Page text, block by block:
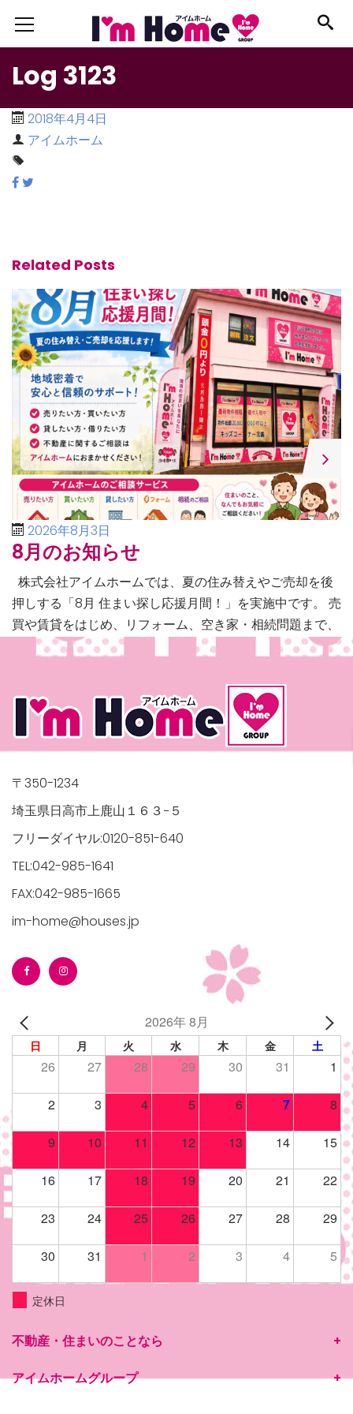
Log 3123
2018年4月4日
アイムホーム
Related Posts
2026年8月3日
8月のお知らせ
株式会社アイムホームでは、夏の住み替えやご売却を後
押しする「8月 住まい探し応援月間！」を実施中です。 売
買や賃貸をはじめ、リフォーム、空き家・相続問題まで、
不動産に関するあらゆるご相談に幅広く対応いたしま […]
〒350-1234
埼玉県日高市上鹿山１６３−５
フリーダイヤル:0120-851-640
TEL:042-985-1641
FAX:042-985-1665
im-home@houses.jp
2026年 8月
日 月 火 水 木 金 土
26 27 28 29 30 31 1
2 3 4 5 6 7 8
9 10 11 12 13 14 15
16 17 18 19 20 21 22
23 24 25 26 27 28 29
30 31 1 2 3 4 5
定休日
不動産・住まいのことなら
アイムホームグループ